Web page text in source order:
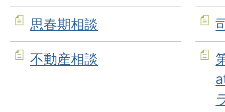
思春期相談
不動産相談